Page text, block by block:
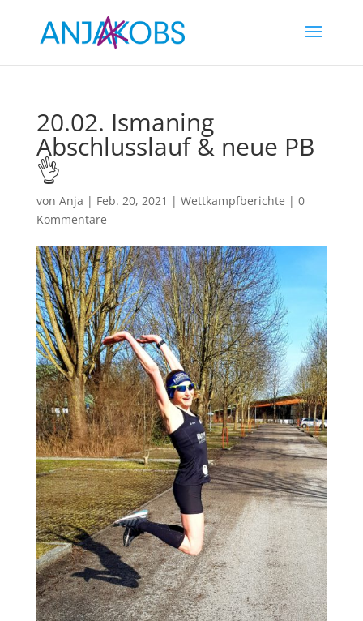
20.02. Ismaning
Abschlusslauf & neue PB
👌
von Anja | Feb. 20, 2021 | Wettkampfberichte | 0
Kommentare